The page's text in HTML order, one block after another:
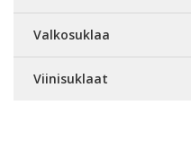
Valkosuklaa
Viinisuklaat